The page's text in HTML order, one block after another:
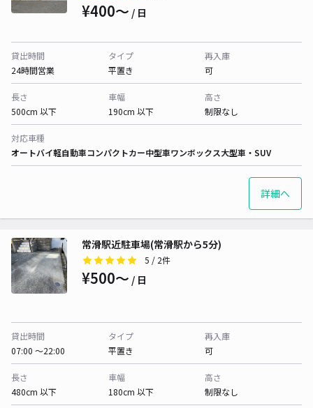
¥400〜 / 日
貸出時間
24時間営業
タイプ
平置き
再入庫
可
長さ
500cm 以下
車幅
190cm 以下
高さ
制限なし
対応車種
オートバイ軽自動車コンパクトカー中型車ワンボックス大型車・SUV
詳細へ
常滑駅近駐車場(常滑駅から5分)
5 / 2件
¥500〜 / 日
貸出時間
07:00 〜22:00
タイプ
平置き
再入庫
可
長さ
480cm 以下
車幅
180cm 以下
高さ
制限なし